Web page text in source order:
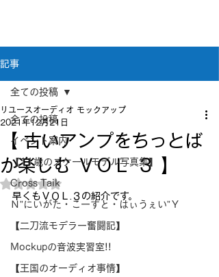
記事
全ての投稿
イベント案内
【11歳のスケールモデル写真集】
Cross Taik
Ｎ”にいがた・こーすと・はぃうぇい”Ｙ
【二刀流モデラー奮闘記】
Mockupの音波実習室!!
【王国のオーディオ事情】
全ての投稿
【 古いアンプをちっとば
か楽しむ ＶＯＬ ３ 】
リユースオーディオ モックアップ
2021年12月21日
5つ星のうちNaNと評価されています。
早くもＶＯＬ.３の紹介です。